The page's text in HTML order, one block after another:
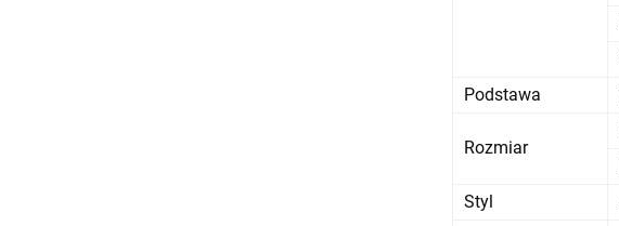
Podstawa
Rozmiar
Styl